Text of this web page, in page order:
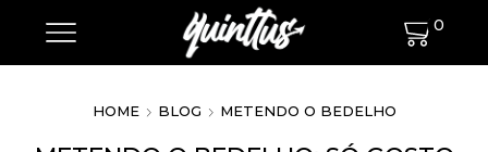
0
HOME BLOG METENDO O BEDELHO